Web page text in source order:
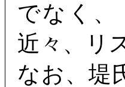
でなく、
近々、リ
なお、堤